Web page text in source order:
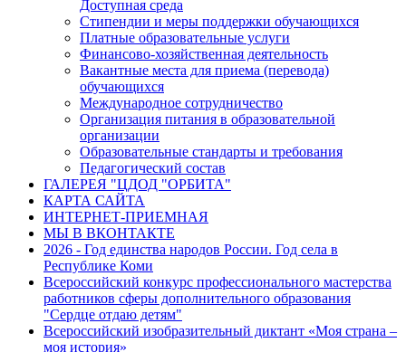
Доступная среда
Стипендии и меры поддержки обучающихся
Платные образовательные услуги
Финансово-хозяйственная деятельность
Вакантные места для приема (перевода)
обучающихся
Международное сотрудничество
Организация питания в образовательной
организации
Образовательные стандарты и требования
Педагогический состав
ГАЛЕРЕЯ "ЦДОД "ОРБИТА"
КАРТА САЙТА
ИНТЕРНЕТ-ПРИЕМНАЯ
МЫ В ВКОНТАКТЕ
2026 - Год единства народов России. Год села в
Республике Коми
Всероссийский конкурс профессионального мастерства
работников сферы дополнительного образования
"Сердце отдаю детям"
Всероссийский изобразительный диктант «Моя страна –
моя история»